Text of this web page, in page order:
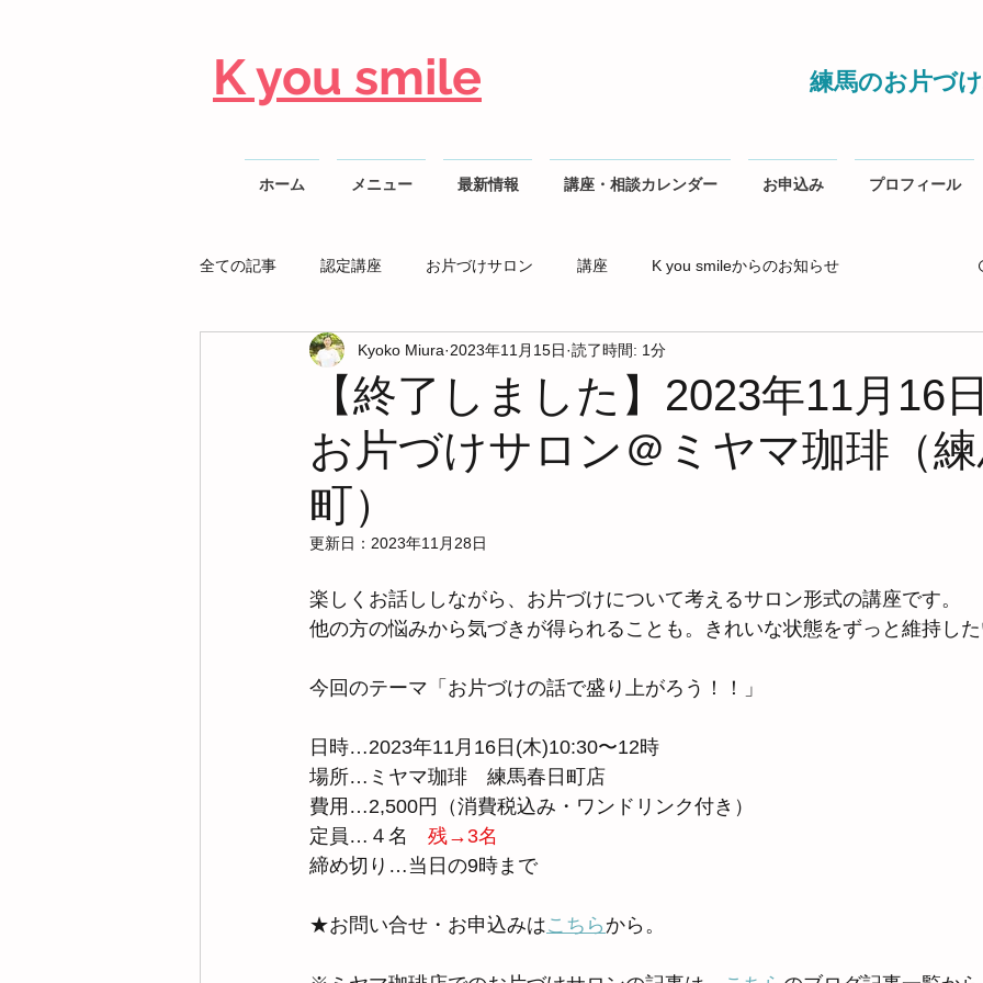
K you smile 練馬のお片づ
ホーム メニュー 最新情報 講座・相談カレンダー お申込み プロフィール
全ての記事 認定講座 お片づけサロン 講座 K you smileからのお知らせ
整理収納AD勉強会
【終了しました】2023年11月16
お片づけサロン＠ミヤマ珈琲（
町）
Kyoko Miura 2023年11月15日 読了時間: 1分
更新日： 2023年11月28日
楽しくお話ししながら、お片づけについて考えるサロン形式の講座です。
他の方の悩みから気づきが得られることも。きれいな状態をずっと維持し
今回のテーマ「お片づけの話で盛り上がろう！！」
日時…2023年11月16日(木)10:30〜12時
場所…ミヤマ珈琲　練馬春日町店
費用…2,500円（消費税込み・ワンドリンク付き）
定員…４名 残→3名
締め切り…当日の9時まで
★お問い合せ・お申込みはこちらから。